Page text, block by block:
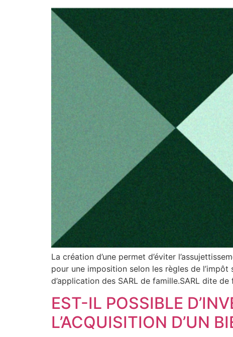
La création d’une permet d’éviter
pour une imposition selon les règles de
d’application des SARL de famille.SARL dite
EST-IL POSSIBLE
L’ACQUISITION D’UN